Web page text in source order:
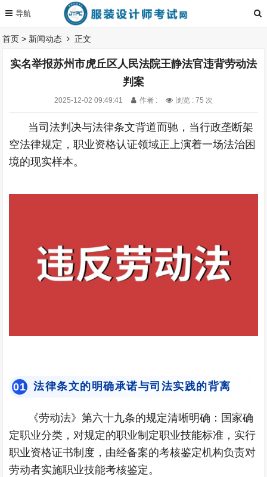
首页 > 新闻动态 正文
实名举报苏州市虎丘区人民法院王静法官违背劳动法
判案
2025-12-02 09:49:41 作者 : 浏览 : 75 次
当司法判决与法律条文背道而驰，当行政垄断架
空法律规定，职业资格认证领域正上演着一场法治困
境的现实样本。
01 法律条文的明确承诺与司法实践的背离
《劳动法》第六十九条的规定清晰明确：国家确
定职业分类，对规定的职业制定职业技能标准，实行
职业资格证书制度，由经备案的考核鉴定机构负责对
劳动者实施职业技能考核鉴定。